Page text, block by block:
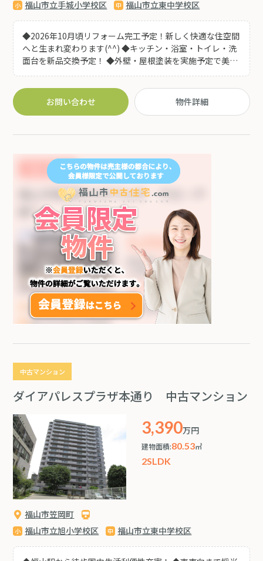
福山市立手城小学校区
福山市立東中学校区
◆2026年10月頃リフォーム完工予定！新しく快適な住空間
へと生まれ変わります(^^) ◆キッチン・浴室・トイレ・洗
面台を新品交換予定！ ◆外壁・屋根塗装を実施予定で美し
い外観となり当面のメンテナンスも安心です♪ ◆クロス・
クッションフロア張替え・フロアタイル施工予定!明るく清
潔感のある室内へ♪ ◆建具交換・網戸張替え・室内クリー
ニング・白蟻点検も実施予定！安心してお住まいいただけ
たり良好♪独立した和室があり客間や家族のくつろぎスペ
でのアクセス良好♪ニトリ福山店・ユニクロ福山明神店を
はじめ、スーパー・飲食店・医療施設・書店など、毎日の
暮らしを支える施設が充実した便利な住環境です♪
お問い合わせ 物件詳細
中古マンション
ダイアパレスプラザ本通り 中古マンション
3,390万円
建物面積:80.53㎡
2SLDK
福山市笠岡町
福山市立旭小学校区
福山市立東中学校区